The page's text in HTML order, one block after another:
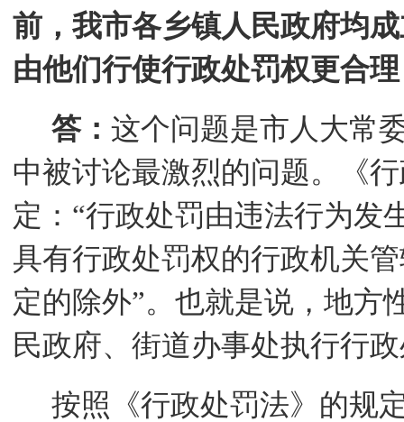
前，我市各乡镇人民政府均
由他们行使行政处罚权更合
答： 这个问题是市人大常
中被讨论最激烈的问题。《
定： “行政处罚由违法行为发
具有行政处罚权的行政机关
定的除外”。也就是说，地方
民政府、街道办事处执行行
按照《行政处罚法》的规